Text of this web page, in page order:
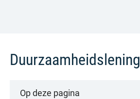
Duurzaamheidslening
Op deze pagina